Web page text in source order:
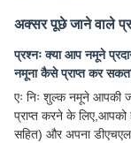
अक्सर पूछे जाने वाले
प्रश्नः क्या आप नमूने
नमूना कैसे प्राप्त कर
एः निः शुल्क नमूने आपकी
प्राप्त करने के लिए,आपको
सहित) और अपना